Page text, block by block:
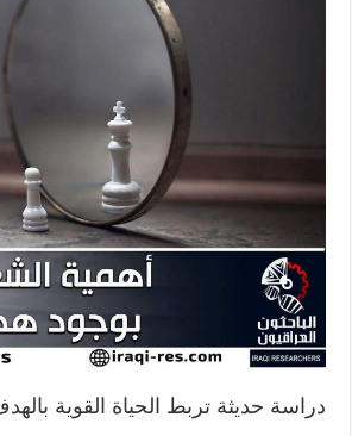
دراسة حديثة تربط الحياة القوية